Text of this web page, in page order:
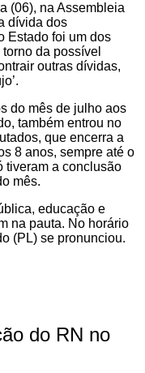
(06), na Assembleia
dívida dos
Estado foi um dos
da possível
outras dívidas,
do mês de julho aos
também entrou no
que encerra a
8 anos, sempre até o
tiveram a conclusão
mês.
educação e
na pauta. No horário
(PL) se pronunciou.
do RN no